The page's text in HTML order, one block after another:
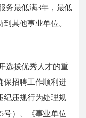
务最低满3年，最低
其他事业单位。
选拔优秀人才的重
保招聘工作顺利进
纪违规行为处理规
号）、《事业单位